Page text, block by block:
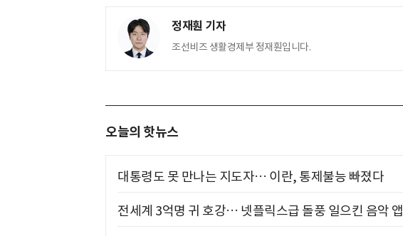
정재훤 기자
조선비즈 생활경제부 정재훤입니다.
오늘의 핫뉴스
대통령도 못 만나는 지도자… 이란, 통제불능 빠졌다
전세계 3억명 귀 호강… 넷플릭스급 돌풍 일으킨 음악 앱